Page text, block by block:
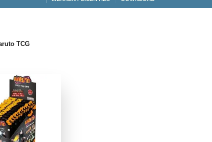
TCG